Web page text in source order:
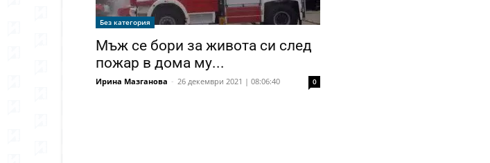
Без категория
Мъж се бори за живота си след
пожар в дома му...
Ирина Мазганова - 26 декември 2021 | 08:06:40 0